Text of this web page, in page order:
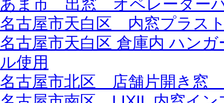
あま市 出窓 オペレーター
名古屋市天白区 内窓プラ
名古屋市天白区 倉庫内 ハン
ル使用
名古屋市北区 店舗片開き窓